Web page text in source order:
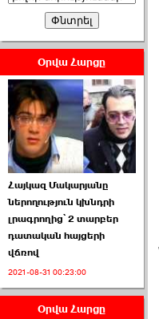
Ամենաշատը էսօրվանից
էի վախենում.Նիկոլայ
Եղիազարյան ›››
2026-07-05 23:19:00
ՏԵՍԱՆՅՈՒԹ․ Ի՞նչ
իրավիճակ է այս ›››
2026-07-04 10:40:00
Օրվա Հարցը
Հայկազ Մակարյանը
ներողություն կխնդրի
լրագրողից՝ 2 տարբեր
դատական հայցերի
վճռով
2021-08-31 00:23:00
Օրվա Հարցը